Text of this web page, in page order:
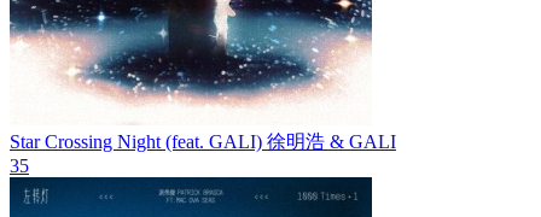
Star Crossing Night (feat. GALI) 徐明浩 & GALI
35